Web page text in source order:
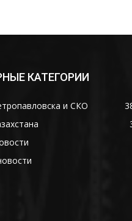
КАТЕГОРИИ
и СКО